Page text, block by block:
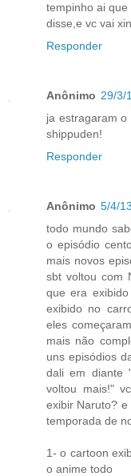
tempinho ai
disse,e vc vai
Responder
Anônimo 29/3/
ja estragaram
shippuden!
Responder
Anônimo 5/4/
todo mundo
o episódio
mais novos
sbt voltou com
que era
exibido no
eles
mais não
uns episódios
dali em diante
voltou mais!"
exibir Naruto?
temporada de
1- o cartoon
o anime todo